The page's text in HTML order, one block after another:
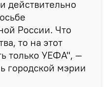
действительно
России. Что
то на этот
только УЕФА", —
городской мэрии